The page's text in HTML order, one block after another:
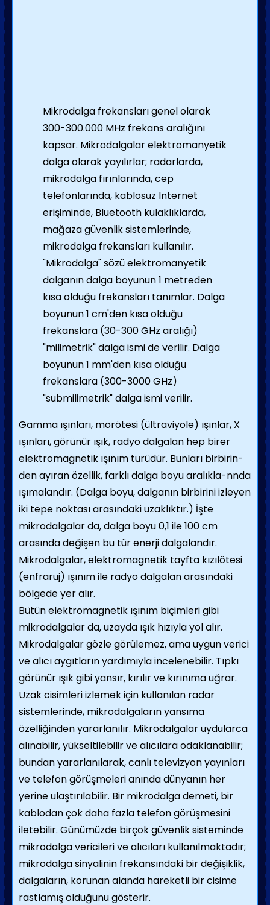
Mikrodalga frekansları genel olarak
300-300.000 MHz frekans aralığını
kapsar. Mikrodalgalar elektromanyetik
dalga olarak yayılırlar; radarlarda,
mikrodalga fırınlarında, cep
telefonlarında, kablosuz Internet
erişiminde, Bluetooth kulaklıklarda,
mağaza güvenlik sistemlerinde,
mikrodalga frekansları kullanılır.
"Mikrodalga" sözü elektromanyetik
dalganın dalga boyunun 1 metreden
kısa olduğu frekansları tanımlar. Dalga
boyunun 1 cm'den kısa olduğu
frekanslara (30-300 GHz aralığı)
"milimetrik" dalga ismi de verilir. Dalga
boyunun 1 mm'den kısa olduğu
frekanslara (300-3000 GHz)
"submilimetrik" dalga ismi verilir.
Gamma ışınları, morötesi (ültraviyole) ışınlar, X
ışınları, görünür ışık, radyo dalgalan hep birer
elektromagnetik ışınım türüdür. Bunları birbirin­
den ayıran özellik, farklı dalga boyu aralıkla-nnda
ışımalandır. (Dalga boyu, dalganın birbirini izleyen
iki tepe noktası arasındaki uzaklıktır.) İşte
mikrodalgalar da, dalga boyu 0,1 ile 100 cm
arasında değişen bu tür enerji dalgalandır.
Mikrodalgalar, elektromagnetik tayfta kızılötesi
(enfraruj) ışınım ile radyo dalgalan arasındaki
bölgede yer alır.
Bütün elektromagnetik ışınım biçimleri gibi
mikrodalgalar da, uzayda ışık hızıyla yol alır.
Mikrodalgalar gözle görülemez, ama uygun verici
ve alıcı aygıtların yardımıyla incelenebi­lir. Tıpkı
görünür ışık gibi yansır, kırılır ve kırınıma uğrar.
Uzak cisimleri izlemek için kullanılan radar
sistemlerinde, mikrodalgaların yansıma
özelliğinden yararla­nılır. Mikrodalgalar uydularca
alınabilir, yükseltilebilir ve alıcılara odaklana­bilir;
bundan yararlanılarak, canlı televizyon yayınları
ve telefon görüşmeleri anında dün­yanın her
yerine ulaştırılabilir. Bir mikrodal­ga demeti, bir
kablodan çok daha fazla telefon görüşmesini
iletebilir. Günümüzde birçok güvenlik siste­minde
mikrodalga vericileri ve alıcıları kulla­nılmaktadır;
mikrodalga sinyalinin frekansındaki bir değişiklik,
dalgaların, korunan alan­da hareketli bir cisime
rastlamış olduğunu gösterir.